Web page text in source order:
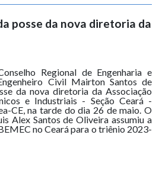
posse da nova diretoria da
Regional de Engenharia e
Civil Mairton Santos de
da nova diretoria da Associação
e Industriais - Seção Ceará -
CE, na tarde do dia 26 de maio. O
Alex Santos de Oliveira assumiu a
no Ceará para o triênio 2023-